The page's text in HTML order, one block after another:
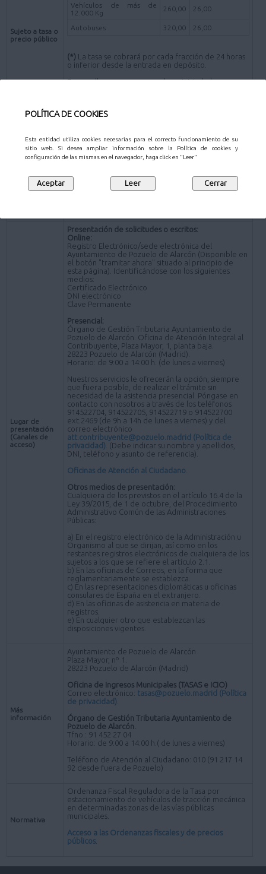
POLÍTICA DE COOKIES
Esta entidad utiliza cookies necesarias para el correcto funcionamiento de su
sitio web. Si desea ampliar información sobre la Política de cookies y
configuración de las mismas en el navegador, haga click en "Leer"
Sujeto a tasa o
precio público
Vehículos de más de
12.000 Kg
260,00 26,00
Autobuses 320,00 26,00
(*) La tasa se cobrará por cada fracción de 24 horas
o inferior desde la entrada en depósito.
En aquellos casos en que se haya iniciado la
desenganche del vehículo, deberá abonar el 50 por
Exenciones
Quedan exentos del pago de estas tarifas los
supuestos de robo deberán acreditarse mediante la
aportación de la copia de la denuncia por
Lugar de
presentación
(Canales de
acceso)
Presentación de solicitudes o escritos:
Online:
Registro Electrónico/sede electrónica del
Ayuntamiento de Pozuelo de Alarcón (Disponible en
el botón "tramitar ahora" situado al principio de
esta página). Identificándose con los siguientes
medios:
Certificado Electrónico
DNI electrónico
Clave Permanente
Presencial:
Órgano de Gestión Tributaria Ayuntamiento de
Pozuelo de Alarcón. Oficina de Atención Integral al
Contribuyente, Plaza Mayor, 1, planta baja.
28223 Pozuelo de Alarcón (Madrid).
Horario: de 9:00 a 14:00 h. (de lunes a viernes)
Nuestros servicios le ofrecerán la opción, siempre
que fuera posible, de realizar el trámite sin
necesidad de la asistencia presencial. Póngase en
contacto con nosotros a través de los teléfonos
914522704, 914522705, 914522719 o 914522700
ext.2469 (de 9h a 14h de lunes a viernes) y del
correo electrónico
att.contribuyente@pozuelo.madrid (Política de
privacidad) . (Debe indicar su nombre y apellidos,
DNI, teléfono y asunto de referencia).
Oficinas de Atención al Ciudadano
Otros medios de presentación:
Cualquiera de los previstos en el artículo 16.4 de la
Ley 39/2015, de 1 de octubre, del Procedimiento
Administrativo Común de las Administraciones
Públicas:
a) En el registro electrónico de la Administración u
Organismo al que se dirijan, así como en los
restantes registros electrónicos de cualquiera de los
sujetos a los que se refiere el artículo 2.1.
b) En las oficinas de Correos, en la forma que
reglamentariamente se establezca.
c) En las representaciones diplomáticas u oficinas
consulares de España en el extranjero.
d) En las oficinas de asistencia en materia de
registros.
e) En cualquier otro que establezcan las
disposiciones vigentes.
Más
información
Ayuntamiento de Pozuelo de Alarcón
Plaza Mayor, nº 1.
28223 Pozuelo de Alarcón (Madrid)
Oficina de Ingresos Municipales (TASAS e ICIO)
Correo electrónico: tasas@pozuelo.madrid (Política
de privacidad)
Órgano de Gestión Tributaria Ayuntamiento de
Pozuelo de Alarcón.
Tfno.: 91 452 27 04
Horario: de 9:00 a 14:00 h.( de lunes a viernes)
Teléfono de Atención al Ciudadano: 010 (91 217 14
92 desde fuera de Pozuelo)
Normativa
Ordenanza Fiscal Reguladora de la Tasa por
estacionamiento de vehículos de tracción mecánica
en determinadas zonas de las vías públicas
municipales.
Acceso a las Ordenanzas fiscales y de precios
públicos